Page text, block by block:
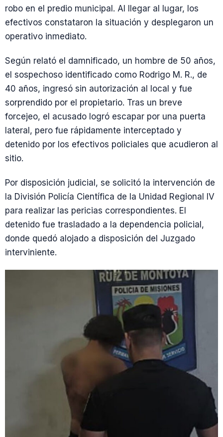
robo en el predio municipal. Al llegar al lugar, los
efectivos constataron la situación y desplegaron un
operativo inmediato.
Según relató el damnificado, un hombre de 50 años,
el sospechoso identificado como Rodrigo M. R., de
40 años, ingresó sin autorización al local y fue
sorprendido por el propietario. Tras un breve
forcejeo, el acusado logró escapar por una puerta
lateral, pero fue rápidamente interceptado y
detenido por los efectivos policiales que acudieron al
sitio.
Por disposición judicial, se solicitó la intervención de
la División Policía Científica de la Unidad Regional IV
para realizar las pericias correspondientes. El
detenido fue trasladado a la dependencia policial,
donde quedó alojado a disposición del Juzgado
interviniente.